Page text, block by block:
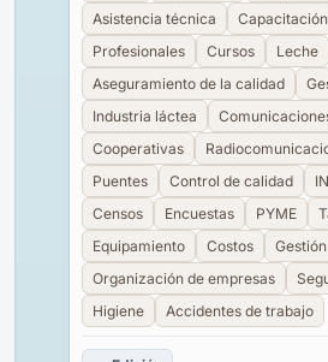
Asistencia técnica
Capacitación
Profesionales
Cursos Leche
Aseguramiento de la calidad
Industria láctea
Cooperativas
Puentes
Control de calidad
Censos
Encuestas PYME
Equipamiento
Costos
Gestión
Organización de empresas
Higiene
Accidentes de trabajo